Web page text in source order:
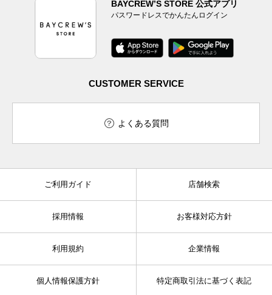
BAYCREW’S STORE 公式アプリ
パスワードレスでかんたんログイン
CUSTOMER SERVICE
よくある質問
ご利用ガイド 店舗検索
採用情報 お客様対応方針
利用規約 企業情報
個人情報保護方針 特定商取引法に基づく表記